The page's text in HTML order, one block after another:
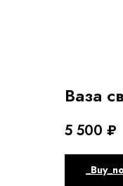
Ваза
5 500 ₽